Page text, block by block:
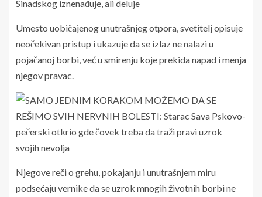
Umesto uobičajenog unutrašnjeg otpora, svetitelj opisuje
neočekivan pristup i ukazuje da se izlaz ne nalazi u
pojačanoj borbi, već u smirenju koje prekida napad i menja
njegov pravac.
Njegove reči o grehu, pokajanju i unutrašnjem miru
podsećaju vernike da se uzrok mnogih životnih borbi ne